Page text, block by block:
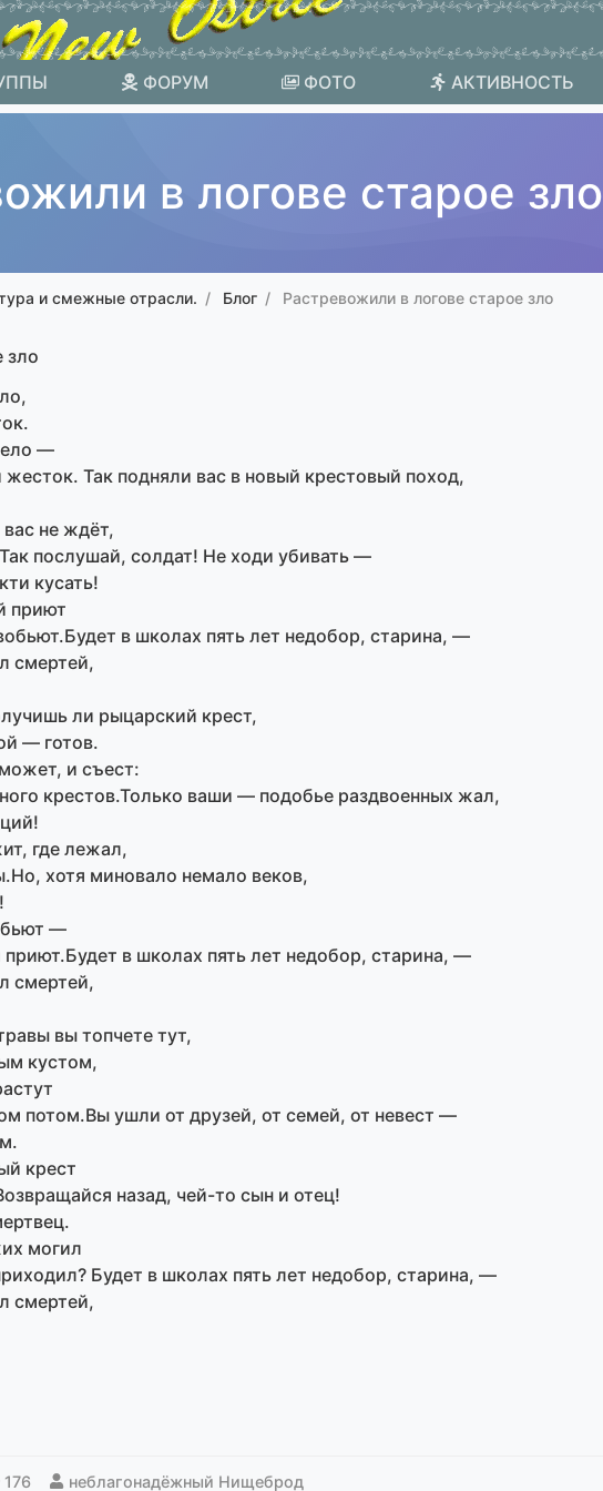
ФОРУМ ФОТО АКТИВНОСТЬ
в логове старое зло
и смежные отрасли. Блог Растревожили в логове старое зло
—
Так подняли вас в новый крестовый поход,
не ждёт,
послушай, солдат! Не ходи убивать —
кусать!
приют
в школах пять лет недобор, старина, —
смертей,
ли рыцарский крест,
— готов.
и съест:
крестов.Только ваши — подобье раздвоенных жал,
где лежал,
хотя миновало немало веков,
—
в школах пять лет недобор, старина, —
смертей,
вы топчете тут,
кустом,
потом.Вы ушли от друзей, от семей, от невест —
крест
назад, чей-то сын и отец!
могил
Будет в школах пять лет недобор, старина, —
смертей,
176 неблагонадёжный Нищеброд